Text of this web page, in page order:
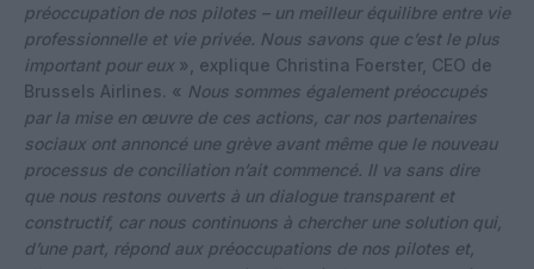
préoccupation de nos pilotes – un meilleur équilibre entre vie
professionnelle et vie privée. Nous savons que c’est le plus
important pour eux », explique Christina Foerster, CEO de
Brussels Airlines. « Nous sommes également préoccupés
par la mise en œuvre de ces actions, car nos partenaires
sociaux ont annoncé une grève avant même que le nouveau
processus de conciliation n’ait commencé. Il va sans dire
que nous restons ouverts à un dialogue transparent et
constructif, car nous continuons à chercher une solution qui,
d’une part, répond aux préoccupations de nos pilotes et,